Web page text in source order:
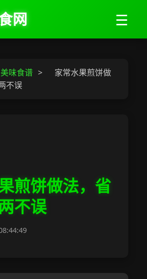
网 ☰
美味食谱 >
家常水果煎饼做
不误
煎饼做法，省
不误